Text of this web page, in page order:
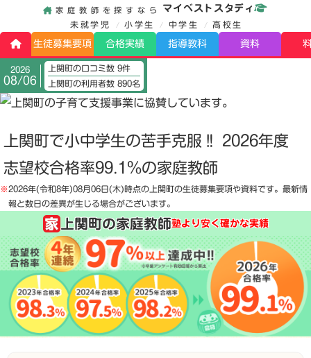
家庭教師を探すなら マイベストスタディ
未就学児 小学生 中学生 高校生
生徒募集要項 合格実績 指導教科 資料
2026
08/06
上関町の口コミ数 9件
上関町の利用者数 890名
上関町で小中学生の苦手克服‼️ 2026年度
志望校合格率99.1%の家庭教師
※2026年(令和8年)08月06日(木)時点の上関町の生徒募集要項や資料です。最新情
報と数日の差異が生じる場合がございます。
上関町の家庭教師塾より安く確かな実績